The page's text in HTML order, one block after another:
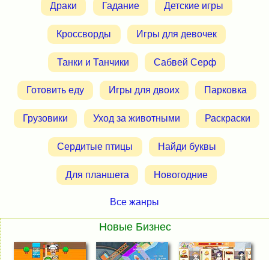
Драки Гадание Детские игры
Кроссворды Игры для девочек
Танки и Танчики Сабвей Серф
Готовить еду Игры для двоих Парковка
Грузовики Уход за животными Раскраски
Сердитые птицы Найди буквы
Для планшета Новогодние
Все жанры
Новые Бизнес